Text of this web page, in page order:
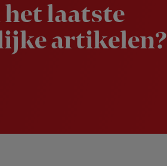
laatste
artikelen?